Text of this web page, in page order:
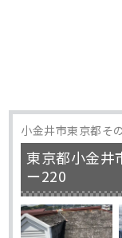
小金井市東京都そ
東京都小金
ー220